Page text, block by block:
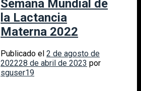
Semana Mundial de
la Lactancia
Materna 2022
Publicado el2 de agosto de
202228 de abril de 2023 por
sguser19